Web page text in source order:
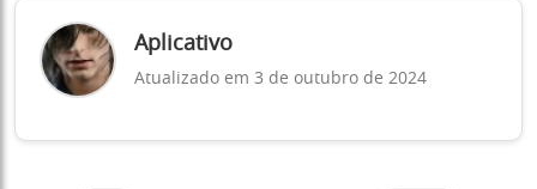
Aplicativo
Atualizado em 3 de outubro de 2024